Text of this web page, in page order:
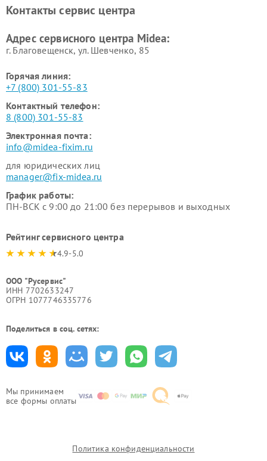
Мы принимаем
все формы оплаты
пылесосов Midea
Midea
Контакты сервис центра
Адрес сервисного центра Midea:
г. Благовещенск, ул. Шевченко, 85
Горячая линия:
+7 (800) 301-55-83
Контактный телефон:
8 (800) 301-55-83
Электронная почта:
info@midea-fixim.ru
для юридических лиц
manager@fix-midea.ru
График работы:
ПН-ВСК с 9:00 до 21:00 без перерывов и выходных
Рейтинг сервисного центра
4.9-5.0
ООО "Русервис"
ИНН 7702633247
ОГРН 1077746335776
Поделиться в соц. сетях:
Политика конфиденциальности